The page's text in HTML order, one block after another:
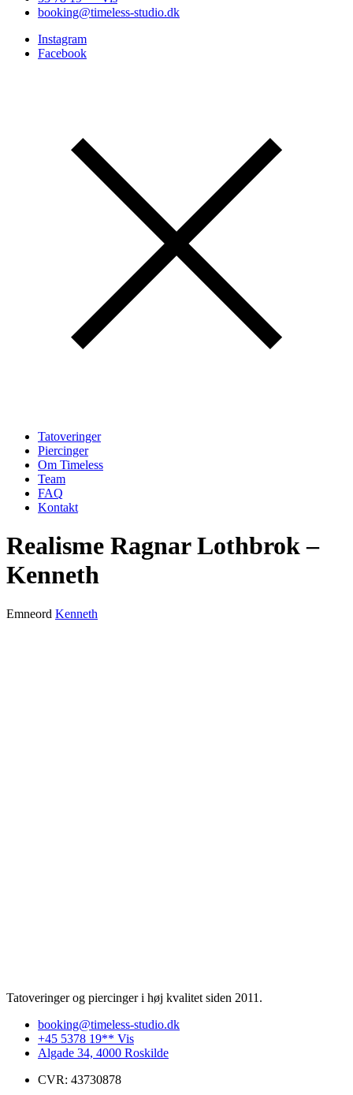
booking@timeless-studio.dk
Instagram
Facebook
Tatoveringer
Piercinger
Om Timeless
Team
FAQ
Kontakt
Realisme Ragnar Lothbrok –
Kenneth
Emneord Kenneth
Tatoveringer og piercinger i høj kvalitet siden 2011.
booking@timeless-studio.dk
+45 5378 19** Vis
Algade 34, 4000 Roskilde
CVR: 43730878